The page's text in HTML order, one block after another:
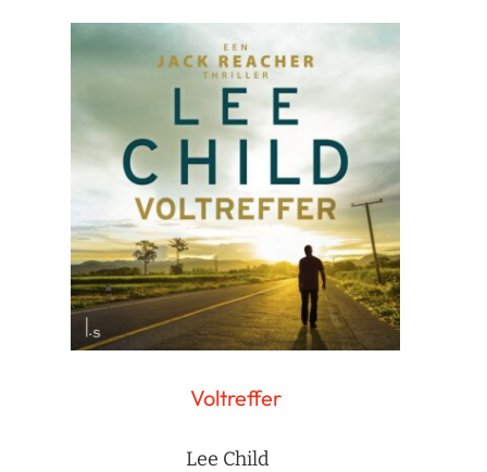
Voltreffer
Lee Child